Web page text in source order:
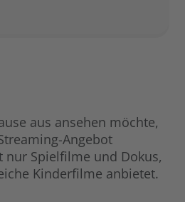
aus ansehen möchte,
Angebot
Spielfilme und Dokus,
Kinderfilme anbietet.